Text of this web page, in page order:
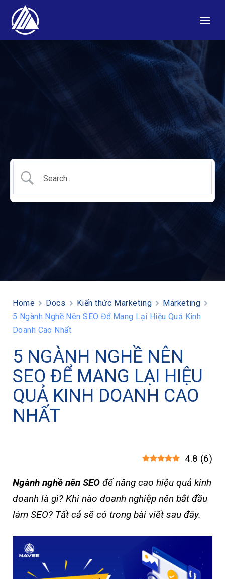
Home Docs Kiến thức Marketing
Marketing
5 Ngành Nghề Nên SEO Để Mang Lại Hiệu Quả Kinh
Doanh Cao Nhất
5 NGÀNH NGHỀ NÊN
SEO ĐỂ MANG LẠI HIỆU
QUẢ KINH DOANH CAO
NHẤT
4.8 (6)
Ngành nghề nên SEO để nâng cao hiệu quả kinh
doanh là gì? Khi nào doanh nghiệp nên bắt đầu
làm SEO? Tất cả sẽ có trong bài viết sau đây.